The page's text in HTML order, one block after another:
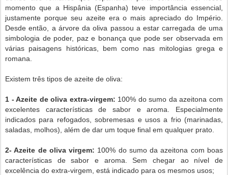
momento que a Hispânia (Espanha) teve importância essencial,
justamente porque seu azeite era o mais apreciado do Império.
Desde então, a árvore da oliva passou a estar carregada de uma
simbologia de poder, paz e bonança que pode ser observada em
várias paisagens históricas, bem como nas mitologias grega e
romana.
Existem três tipos de azeite de oliva:
1 - Azeite de oliva extra-virgem: 100% do sumo da azeitona com
excelentes características de sabor e aroma. Especialmente
indicados para refogados, sobremesas e usos a frio (marinadas,
saladas, molhos), além de dar um toque final em qualquer prato.
2- Azeite de oliva virgem: 100% do sumo da azeitona com boas
características de sabor e aroma. Sem chegar ao nível de
excelência do extra-virgem, está indicado para os mesmos usos;